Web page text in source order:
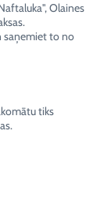
Olaines
saņemiet to no
tiks